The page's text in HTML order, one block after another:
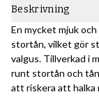
Beskrivning
En mycket mjuk
stortån, vilket gör
valgus. Tillverkad i
runt stortån och
att riskera att halka